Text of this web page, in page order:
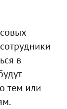
в
тем или